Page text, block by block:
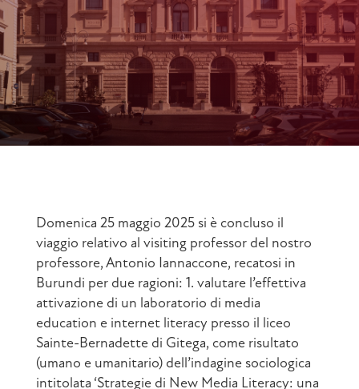
Domenica 25 maggio 2025 si è concluso il
viaggio relativo al visiting professor del nostro
professore, Antonio Iannaccone, recatosi in
Burundi per due ragioni: 1. valutare l’effettiva
attivazione di un laboratorio di media
education e internet literacy presso il liceo
Sainte-Bernadette di Gitega, come risultato
(umano e umanitario) dell’indagine sociologica
intitolata ‘Strategie di New Media Literacy: una